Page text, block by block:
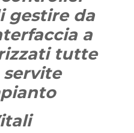
gestire da
a
tutte
servite